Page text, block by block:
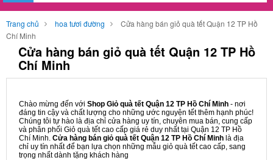
Trang chủ hoa tươi đường
Cửa hàng bán giỏ quà tết Quận 12 TP Hồ
Chí Minh
Cửa hàng bán giỏ quà tết Quận 12 TP Hồ
Chí Minh
Chào mừng đến với Shop Giỏ quà tết Quận 12 TP Hồ Chí Minh - nơi
đáng tin cậy và chất lượng cho những ước nguyện tết thêm hạnh phúc!
Chúng tôi tự hào là địa chỉ cửa hàng uy tín, chuyên mua bán, cung cấp
và phân phối Giỏ quà tết cao cấp giá rẻ duy nhất tại Quận 12 TP Hồ
Chí Minh. Cửa hàng bán giỏ quà tết Quận 12 TP Hồ Chí Minh là địa
chỉ uy tín nhất để bạn lựa chọn những mẫu giỏ quà tết cao cấp, sang
trọng nhất dành tặng khách hàng